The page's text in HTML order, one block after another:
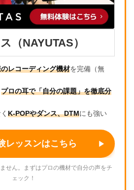
（NAYUTAS）
レコーディング機材を完備（無
プロの耳で「自分の課題」を徹底分
K-POPやダンス、DTMにも強い
レッスンはこちら
せん。まずはプロの機材で自分の声をチ
ェック！